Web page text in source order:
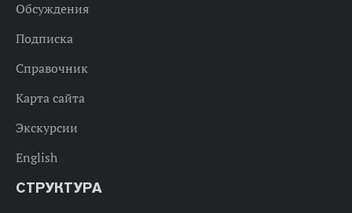
Обсуждения
Подписка
Справочник
Карта сайта
Экскурсии
English
СТРУКТУРА